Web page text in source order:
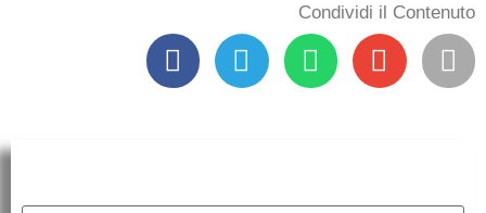
Condividi il Contenuto